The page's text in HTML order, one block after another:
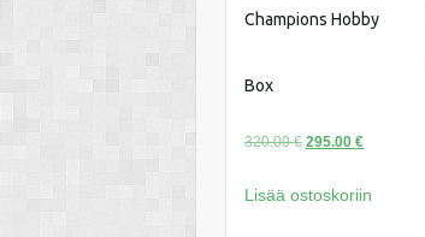
Champions Hobby
Box
320.00€ Alkuperäinen
oli:
295.00 €Nykyinen
on:
Lisää ostoskoriin